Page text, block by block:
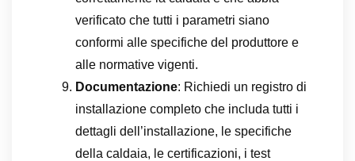
verificato che tutti i parametri siano
conformi alle specifiche del produttore e
alle normative vigenti.
Documentazione: Richiedi un registro di
installazione completo che includa tutti i
dettagli dell’installazione, le specifiche
della caldaia, le certificazioni, i test